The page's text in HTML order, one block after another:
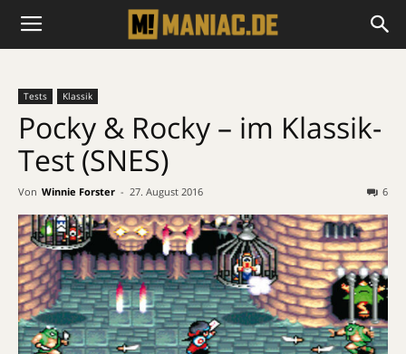
Tests Klassik
Pocky & Rocky – im Klassik-
Test (SNES)
Von Winnie Forster - 27. August 2016 6